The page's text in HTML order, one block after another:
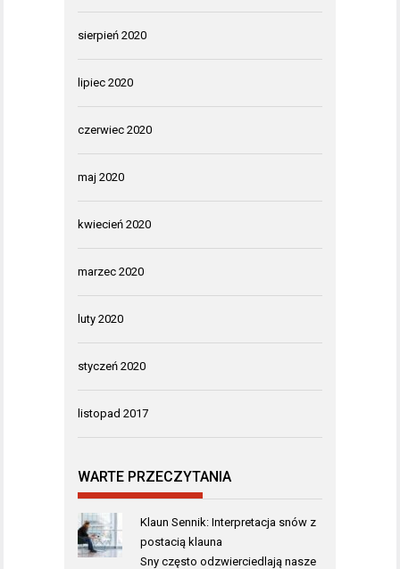
sierpień 2020
lipiec 2020
czerwiec 2020
maj 2020
kwiecień 2020
marzec 2020
luty 2020
styczeń 2020
listopad 2017
WARTE PRZECZYTANIA
Klaun Sennik: Interpretacja snów z
postacią klauna
Sny często odzwierciedlają nasze